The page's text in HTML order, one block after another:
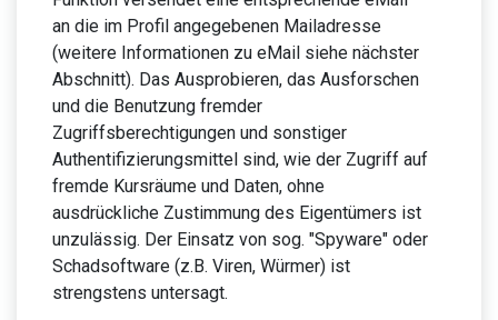
an die im Profil angegebenen Mailadresse
(weitere Informationen zu eMail siehe nächster
Abschnitt). Das Ausprobieren, das Ausforschen
und die Benutzung fremder
Zugriffsberechtigungen und sonstiger
Authentifizierungsmittel sind, wie der Zugriff auf
fremde Kursräume und Daten, ohne
ausdrückliche Zustimmung des Eigentümers ist
unzulässig. Der Einsatz von sog. "Spyware" oder
Schadsoftware (z.B. Viren, Würmer) ist
strengstens untersagt.